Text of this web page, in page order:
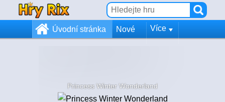
Úvodní stránka Nové Více
Princess Winter Wonderland